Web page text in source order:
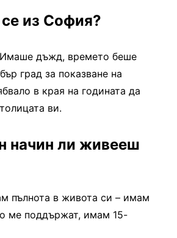
из София?
дъжд, времето беше
град за показване на
в края на годината да
ви.
начин ли живееш
пълнота в живота си – имам
ме поддържат, имам 15-